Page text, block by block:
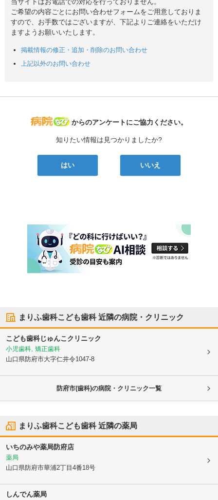
ご希望の内容ごとにお問い合わせフォームをご用意しておりま
すので、お手数ではございますが、下記よりご連絡をいただけ
ますようお願いいたします。
掲載情報の修正・追加・削除のお問い合わせ
上記以外のお問い合わせ
病院なび
からのアンケートにご協力ください。
知りたい情報は見つかりましたか?
はい いいえ
まりふ歯科こども歯科近隣の病院・クリニック
こども歯科じゅんこクリニック
小児歯科, 矯正歯科
山口県防府市大字仁井令1047-8
防府市(歯科)の病院・クリニック一覧
まりふ歯科こども歯科近隣の薬局
いちのみや薬局防府店
薬局
山口県防府市華浦2丁目4番18号
しんでん薬局